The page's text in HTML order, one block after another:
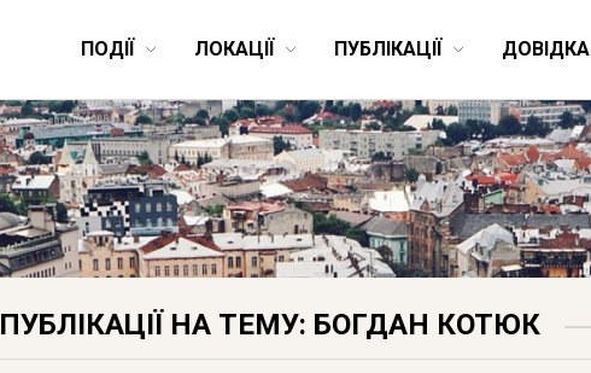
ПОДІЇ ЛОКАЦІЇ ПУБЛІКАЦІЇ ДОВІДКА
ПУБЛІКАЦІЇ НА ТЕМУ: БОГДАН КОТЮК